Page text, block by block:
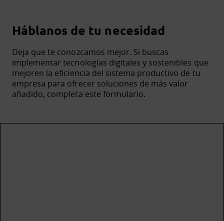
Háblanos de tu necesidad
Deja que te conozcamos mejor. Si buscas
implementar tecnologías digitales y sostenibles que
mejoren la eficiencia del sistema productivo de tu
empresa para ofrecer soluciones de más valor
añadido, completa este formulario.